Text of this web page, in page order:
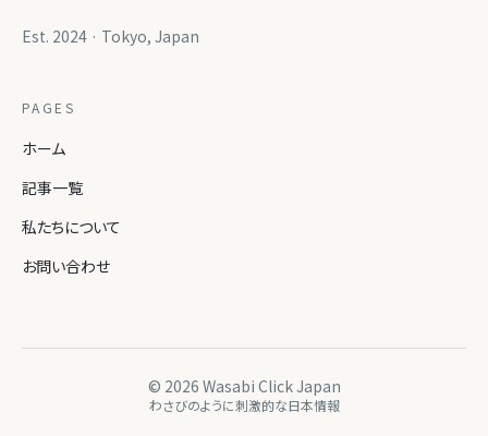
Est. 2024 · Tokyo, Japan
PAGES
ホーム
記事一覧
私たちについて
お問い合わせ
© 2026 Wasabi Click Japan
わさびのように刺激的な日本情報